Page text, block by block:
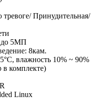
Принудительная/
5MП
8кам.
влажность 10% ~ 90%
в комплекте)
Linux